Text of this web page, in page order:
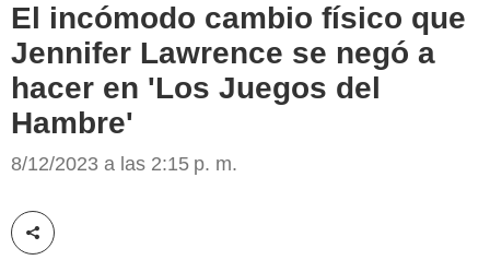
El incómodo cambio físico que
Jennifer Lawrence se negó a
hacer en 'Los Juegos del
Hambre'
8/12/2023 a las 2:15 p. m.
Compartir esta noticia
Metropolitan FilmExport